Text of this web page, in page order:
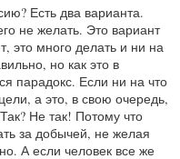
Есть два варианта.
не желать. Это вариант
это много делать и ни на
но как это в
парадокс. Если ни на что
а это, в свою очередь,
Не так! Потому что
за добычей, не желая
А если человек все же